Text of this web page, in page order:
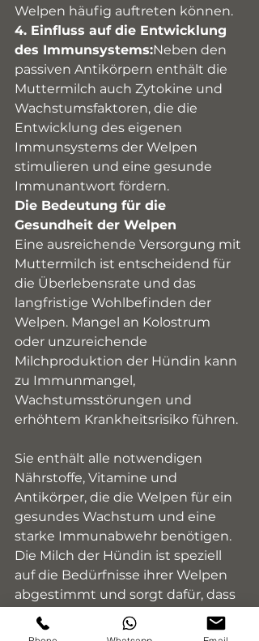
Welpen häufig auftreten können.
4. Einfluss auf die Entwicklung
des Immunsystems:Neben den
passiven Antikörpern enthält die
Muttermilch auch Zytokine und
Wachstumsfaktoren, die die
Entwicklung des eigenen
Immunsystems der Welpen
stimulieren und eine gesunde
Immunantwort fördern.
Die Bedeutung für die
Gesundheit der Welpen
Eine ausreichende Versorgung mit
Muttermilch ist entscheidend für
die Überlebensrate und das
langfristige Wohlbefinden der
Welpen. Mangel an Kolostrum
oder unzureichende
Milchproduktion der Hündin kann
zu Immunmangel,
Wachstumsstörungen und
erhöhtem Krankheitsrisiko führen.
Sie enthält alle notwendigen
Nährstoffe, Vitamine und
Antikörper, die die Welpen für ein
gesundes Wachstum und eine
starke Immunabwehr benötigen.
Die Milch der Hündin ist speziell
auf die Bedürfnisse ihrer Welpen
abgestimmt und sorgt dafür, dass
sie sich optimal entwickeln
können. Außerdem fördert das